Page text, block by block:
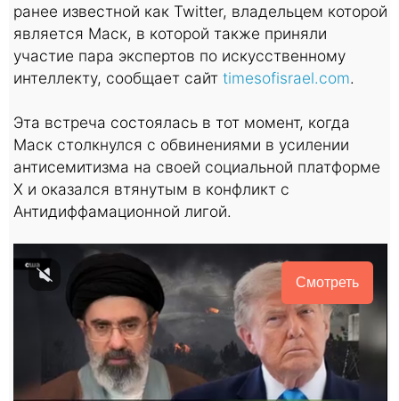
ранее известной как Twitter, владельцем которой
является Маск, в которой также приняли
участие пара экспертов по искусственному
интеллекту, сообщает сайт timesofisrael.com.
Эта встреча состоялась в тот момент, когда
Маск столкнулся с обвинениями в усилении
антисемитизма на своей социальной платформе
X и оказался втянутым в конфликт с
Антидиффамационной лигой.
Смотреть